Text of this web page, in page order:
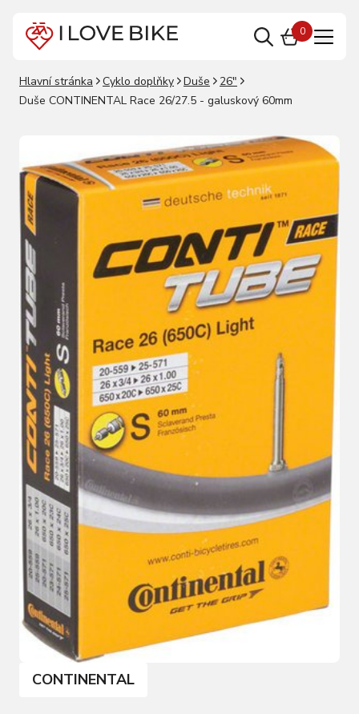
0
Hlavní stránka Cyklo doplňky Duše
26"
Duše CONTINENTAL Race 26/27.5 - galuskový 60mm
CONTINENTAL